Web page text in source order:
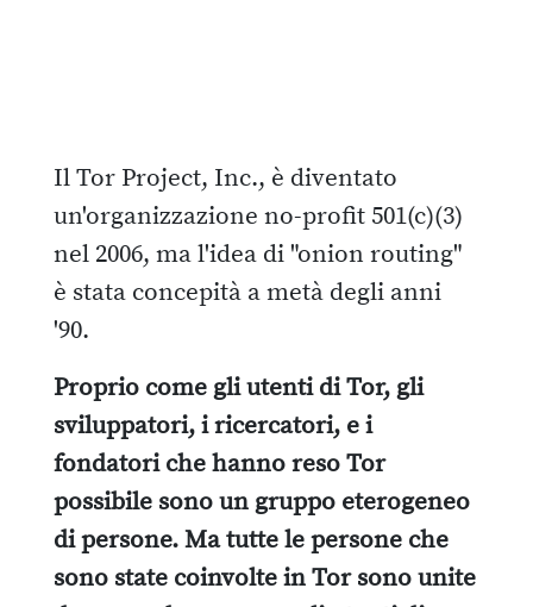
Il Tor Project, Inc., è diventato
un'organizzazione no-profit 501(c)(3)
nel 2006, ma l'idea di "onion routing"
è stata concepità a metà degli anni
'90.
Proprio come gli utenti di Tor, gli
sviluppatori, i ricercatori, e i
fondatori che hanno reso Tor
possibile sono un gruppo eterogeneo
di persone. Ma tutte le persone che
sono state coinvolte in Tor sono unite